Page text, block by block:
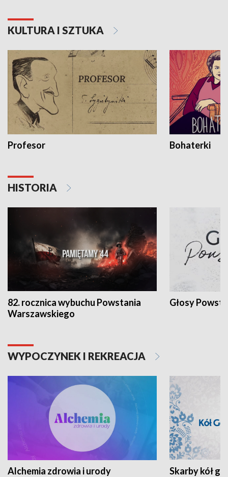
KULTURA I SZTUKA
Profesor Bohaterki
HISTORIA
82. rocznica wybuchu Powstania
Warszawskiego
Głosy
WYPOCZYNEK I REKREACJA
Alchemia zdrowia i urody Skarby kół